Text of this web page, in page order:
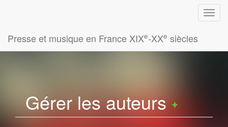
Presse et musique en France XIXe-XXe siècles
Gérer les auteurs